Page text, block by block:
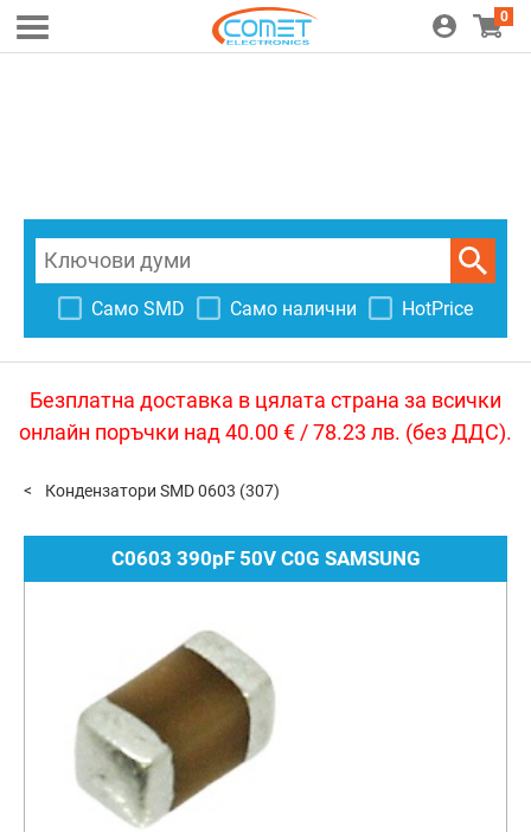
0
Само SMD Само налични HotPrice
Безплатна доставка в цялата страна за всички
онлайн поръчки над 40.00 € / 78.23 лв. (без ДДС).
Кондензатори SMD 0603 (307)
C0603 390pF 50V C0G SAMSUNG